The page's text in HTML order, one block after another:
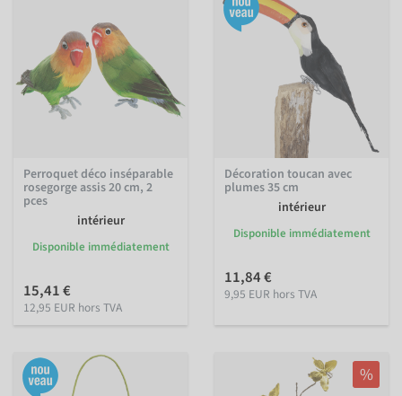
Perroquet déco inséparable
rosegorge assis 20 cm, 2
pces
intérieur
Disponible immédiatement
15,41 €
12,95 EUR hors TVA
Décoration toucan avec
plumes 35 cm
intérieur
Disponible immédiatement
11,84 €
9,95 EUR hors TVA
%